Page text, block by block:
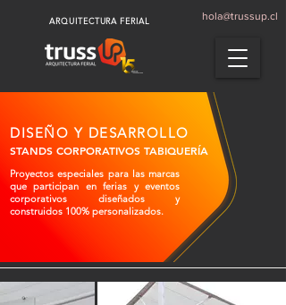
ARQUITECTURA FERIAL hola@trussup.cl
DISEÑO Y DESARROLLO
STANDS CORPORATIVOS TABIQUERÍA
Proyectos especiales para las marcas
que participan en ferias y eventos
corporativos diseñados y
construidos 100% personalizados.